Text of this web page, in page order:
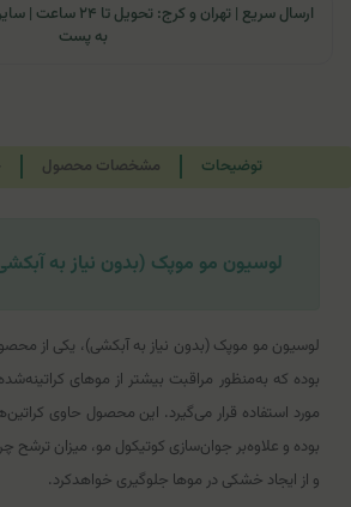
ارسال سریع | تهران و
به پست
توضیحات مشخصات محصول
لوسیون مو موپک (بدون نیاز به
لوسیون مو موپک (بدون نیاز به آبکشی)، یکی از
بوده که به‌منظور مراقبت بیشتر از موهای
مورد استفاده قرار می‌گیرد. این محصول حاوی
بوده و علاوه‌بر جوان‌سازی کوتیکول مو، میزان ترشح
و از ایجاد خشکی در موها جلوگیری خواهدکرد.